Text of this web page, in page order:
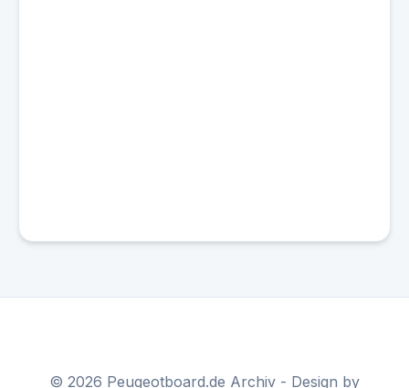
© 2026 Peugeotboard.de Archiv - Design by